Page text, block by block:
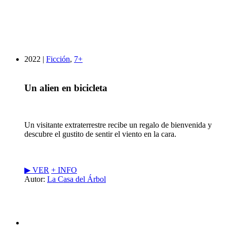
2022 | Ficción, 7+
Un alien en bicicleta
Un visitante extraterrestre recibe un regalo de bienvenida y
descubre el gustito de sentir el viento en la cara.
▶︎ VER + INFO
Autor: La Casa del Árbol